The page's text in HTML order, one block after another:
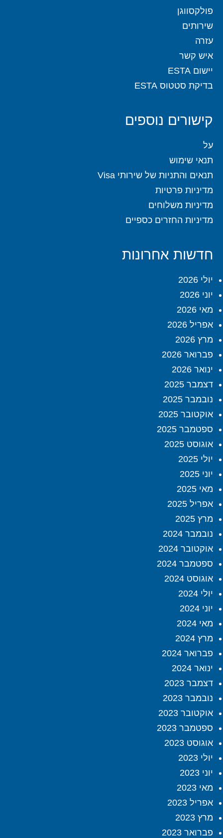
פולקסווגן
שירותים
עזרה
איש קשר
יישום ESTA
בדיקת סטטוס ESTA
קישורים נוספים
על
תנאי שימוש
תנאים והתניות של שירותי Visa
מדיניות פרטיות
מדיניות משלוחים
מדיניות החזרים כספיים
חדשות אחרונות
יולי 2026
יוני 2026
מאי 2026
אפריל 2026
מרץ 2026
פברואר 2026
ינואר 2026
דצמבר 2025
נובמבר 2025
אוקטובר 2025
ספטמבר 2025
אוגוסט 2025
יולי 2025
יוני 2025
מאי 2025
אפריל 2025
מרץ 2025
נובמבר 2024
אוקטובר 2024
ספטמבר 2024
אוגוסט 2024
יולי 2024
יוני 2024
מאי 2024
מרץ 2024
פברואר 2024
ינואר 2024
דצמבר 2023
נובמבר 2023
אוקטובר 2023
ספטמבר 2023
אוגוסט 2023
יולי 2023
יוני 2023
מאי 2023
אפריל 2023
מרץ 2023
פברואר 2023